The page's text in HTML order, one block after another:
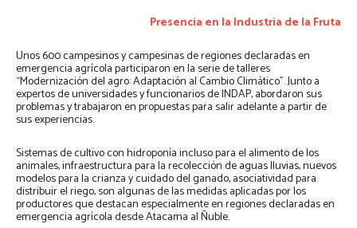
Presencia en la Industria de la Fruta
Unos 600 campesinos y campesinas de regiones declaradas en
emergencia agrícola participaron en la serie de talleres
“Modernización del agro: Adaptación al Cambio Climático”. Junto a
expertos de universidades y funcionarios de INDAP, abordaron sus
problemas y trabajaron en propuestas para salir adelante a partir de
sus experiencias.
Sistemas de cultivo con hidroponía incluso para el alimento de los
animales, infraestructura para la recolección de aguas lluvias, nuevos
modelos para la crianza y cuidado del ganado, asociatividad para
distribuir el riego, son algunas de las medidas aplicadas por los
productores que destacan especialmente en regiones declaradas en
emergencia agrícola desde Atacama al Ñuble.